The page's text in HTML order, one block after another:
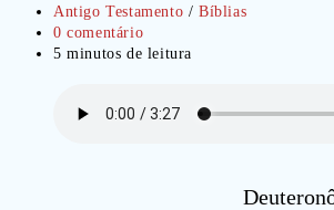
post:
publicado:
Categoria
do
post:
Antigo Testamento / Bíblias
Comentários
do
0 comentário
Tempo
5 minutos de leitura